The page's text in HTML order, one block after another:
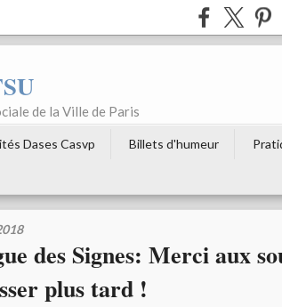
de la Ville de Paris
Dases Casvp Billets d'humeur
des Signes: Merci aux
plus tard !